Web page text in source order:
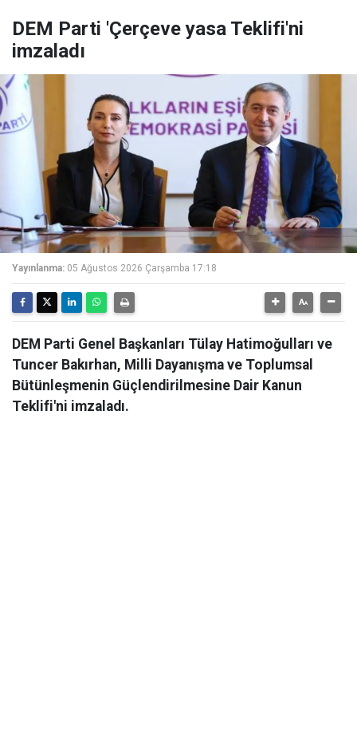
DEM Parti 'Çerçeve yasa Teklifi'ni
imzaladı
Yayınlanma: 05 Ağustos 2026 Çarşamba 17:18
DEM Parti Genel Başkanları Tülay Hatimoğulları ve
Tuncer Bakırhan, Milli Dayanışma ve Toplumsal
Bütünleşmenin Güçlendirilmesine Dair Kanun
Teklifi'ni imzaladı.